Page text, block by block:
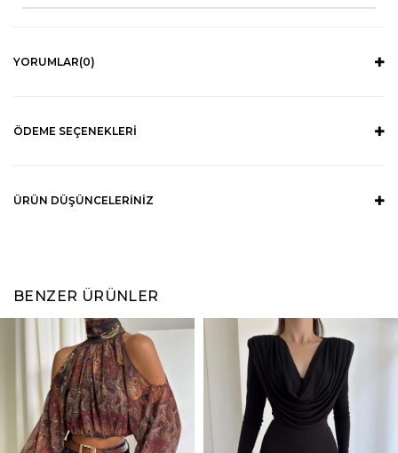
YORUMLAR(0)
ÖDEME SEÇENEKLERI
ÜRÜN DÜŞÜNCELERINIZ
BENZER ÜRÜNLER